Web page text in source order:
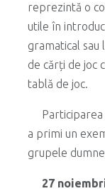
reprezintă o
utile în
gramatical sau
de cărți de joc
tablă de joc.
a primi un
grupele
27